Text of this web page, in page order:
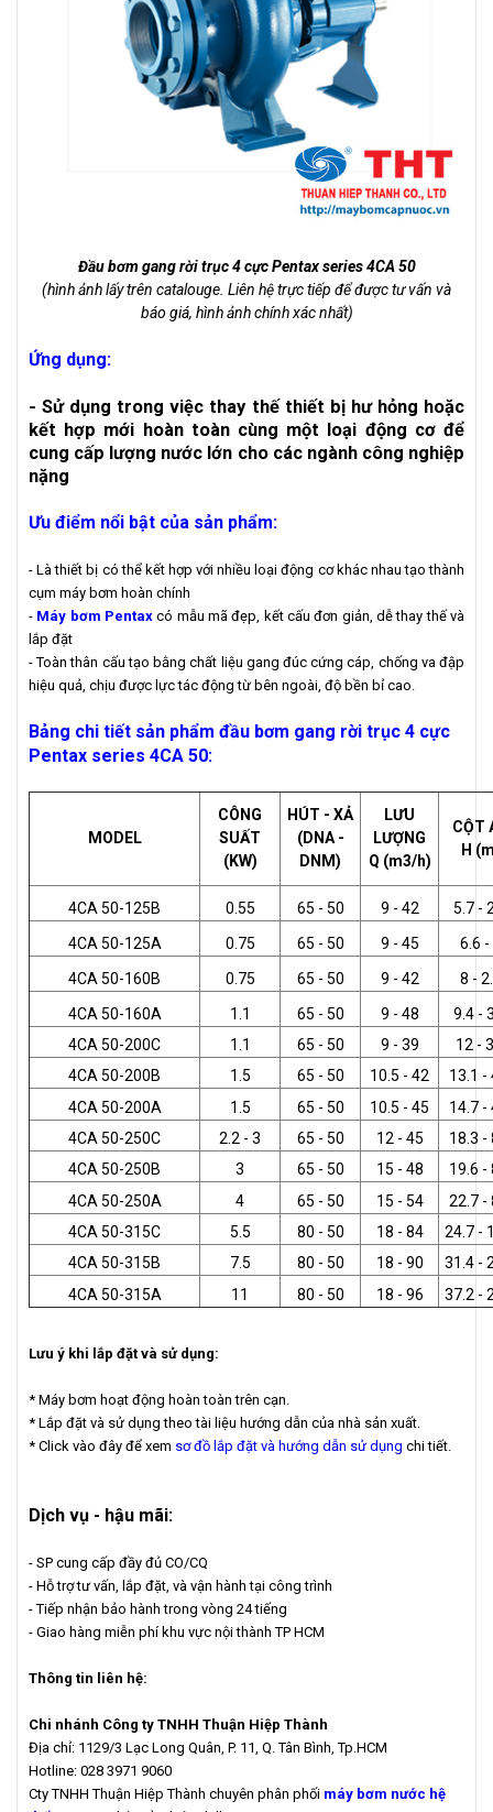
Đầu bơm gang rời trục 4 cực Pentax series 4CA 50
(hình ảnh lấy trên catalouge. Liên hệ trực tiếp để được tư vấn và
báo giá, hình ảnh chính xác nhất)
Ứng dụng:
- Sử dụng trong việc thay thế thiết bị hư hỏng hoặc
kết hợp mới hoàn toàn cùng một loại động cơ để
cung cấp lượng nước lớn cho các ngành công nghiệp
nặng
Ưu điểm nổi bật của sản phẩm:
- Là thiết bị có thể kết hợp với nhiều loại động cơ khác nhau tạo thành
cụm máy bơm hoàn chính
- Máy bơm Pentax có mẫu mã đẹp, kết cấu đơn giản, dễ thay thế và
lắp đặt
- Toàn thân cấu tạo bằng chất liệu gang đúc cứng cáp, chống va đập
hiệu quả, chịu được lực tác động từ bên ngoài, độ bền bỉ cao.
Bảng chi tiết sản phẩm đầu bơm gang rời trục 4 cực
Pentax series 4CA 50:
MODEL
CÔNG
SUẤT
(KW)
HÚT - XẢ
(DNA -
DNM)
LƯU
LƯỢNG
Q (m3/h)
CỘT
H
4CA 50-125B 0.55 65 - 50 9 - 42
5.7 -
4CA 50-125A
0.75 65 - 50 9 - 45
6.6 -
4CA 50-160B
0.75 65 - 50 9 - 42
8 -
4CA 50-160A
1.1 65 - 50 9 - 48
9.4 -
4CA 50-200C
1.1 65 - 50 9 - 39
12 -
4CA 50-200B
1.5 65 - 50 10.5 - 42
13.1 -
4CA 50-200A
1.5 65 - 50 10.5 - 45
14.7 -
4CA 50-250C
2.2 - 3 65 - 50 12 - 45
18.3 -
4CA 50-250B
3 65 - 50 15 - 48
19.6 -
4CA 50-250A
4 65 - 50 15 - 54
22.7 -
4CA 50-315C
5.5 80 - 50 18 - 84
24.7 -
4CA 50-315B
7.5 80 - 50 18 - 90
31.4 -
4CA 50-315A
11 80 - 50 18 - 96 37.2 -
Lưu ý khi lắp đặt và sử dụng:
* Máy bơm hoạt động hoàn toàn trên cạn.
* Lắp đặt và sử dụng theo tài liệu hướng dẫn của nhà sản xuất.
* Click vào đây để xem sơ đồ lắp đặt và hướng dẫn sử dụng chi tiết.
Dịch vụ - hậu mãi:
- SP cung cấp đầy đủ CO/CQ
- Hỗ trợ tư vấn, lắp đặt, và vận hành tại công trình
- Tiếp nhận bảo hành trong vòng 24 tiếng
- Giao hàng miễn phí khu vực nội thành TP HCM
Thông tin liên hệ:
Chi nhánh Công ty TNHH Thuận Hiệp Thành
Địa chỉ: 1129/3 Lạc Long Quân, P. 11, Q. Tân Bình, Tp.HCM
Hotline: 028 3971 9060
Cty TNHH Thuận Hiệp Thành chuyên phân phối máy bơm nước hệ